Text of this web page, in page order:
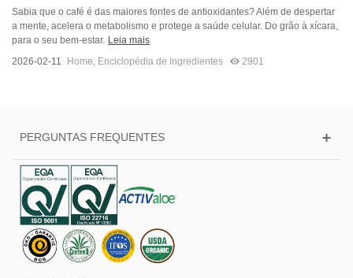
Sabia que o café é das maiores fontes de antioxidantes? Além de despertar
a mente, acelera o metabolismo e protege a saúde celular. Do grão à xícara,
para o seu bem-estar. Leia mais
2026-02-11
Home, Enciclopédia de Ingredientes 2901
PERGUNTAS FREQUENTES